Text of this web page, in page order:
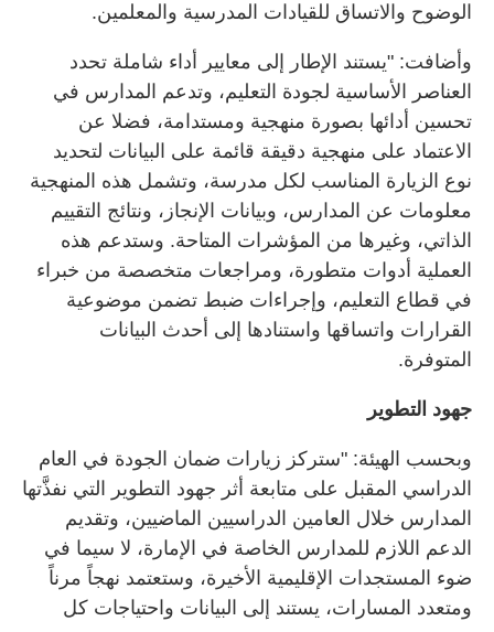
الوضوح والاتساق للقيادات المدرسية والمعلمين.
وأضافت: "يستند الإطار إلى معايير أداء شاملة تحدد
العناصر الأساسية لجودة التعليم، وتدعم المدارس في
تحسين أدائها بصورة منهجية ومستدامة، فضلا عن
الاعتماد على منهجية دقيقة قائمة على البيانات لتحديد
نوع الزيارة المناسب لكل مدرسة، وتشمل هذه المنهجية
معلومات عن المدارس، وبيانات الإنجاز، ونتائج التقييم
الذاتي، وغيرها من المؤشرات المتاحة. وستدعم هذه
العملية أدوات متطورة، ومراجعات متخصصة من خبراء
في قطاع التعليم، وإجراءات ضبط تضمن موضوعية
القرارات واتساقها واستنادها إلى أحدث البيانات
المتوفرة.
جهود التطوير
وبحسب الهيئة: "ستركز زيارات ضمان الجودة في العام
الدراسي المقبل على متابعة أثر جهود التطوير التي نفذَّتها
المدارس خلال العامين الدراسيين الماضيين، وتقديم
الدعم اللازم للمدارس الخاصة في الإمارة، لا سيما في
ضوء المستجدات الإقليمية الأخيرة، وستعتمد نهجاً مرناً
ومتعدد المسارات، يستند إلى البيانات واحتياجات كل